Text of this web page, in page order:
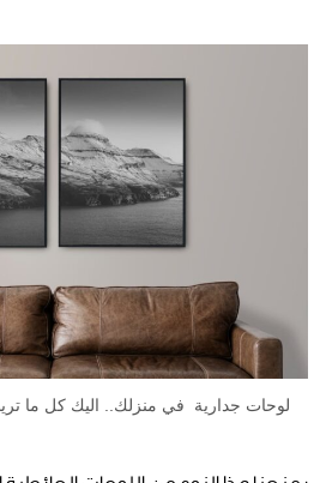
لوحات جدارية في منزلك.. اليك كل ما